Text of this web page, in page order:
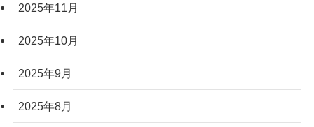
2025年11月
2025年10月
2025年9月
2025年8月